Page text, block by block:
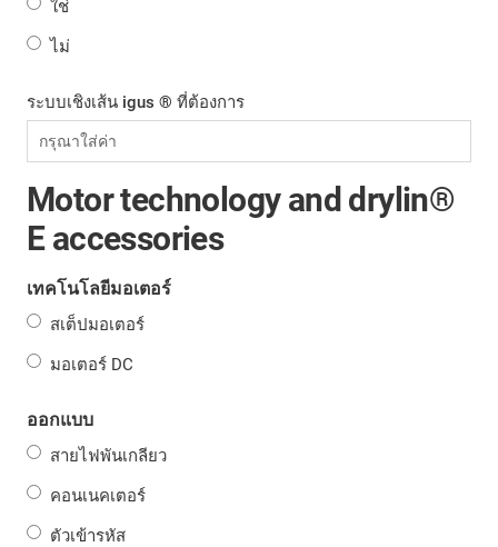
ใช่
ไม่
ระบบเชิงเส้น igus ® ที่ต้องการ
Motor technology and drylin®
E accessories
เทคโนโลยีมอเตอร์
สเต็ปมอเตอร์
มอเตอร์ DC
ออกแบบ
สายไฟพันเกลียว
คอนเนคเตอร์
ตัวเข้ารหัส